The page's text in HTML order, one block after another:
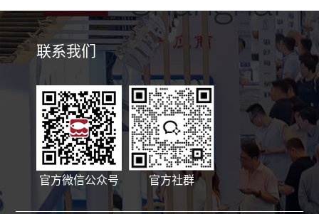
联系我们
官方微信公众号 官方社群